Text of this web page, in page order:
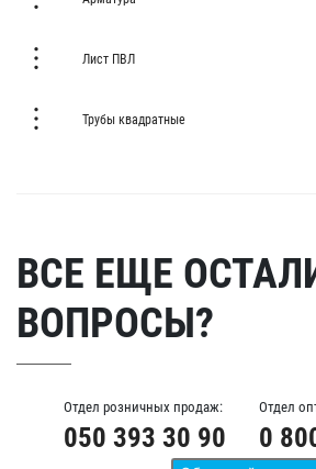
Лист ПВЛ
Трубы квадратные
ВСЕ ЕЩЕ
ВОПРОСЫ?
Отдел розничных продаж:
050 393 30 90
Отдел
0